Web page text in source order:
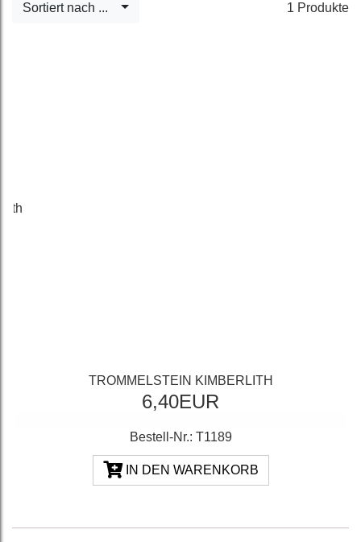
1 Produkte
Sortiert nach ...
TROMMELSTEIN KIMBERLITH
6,40EUR
Bestell-Nr.: T1189
IN DEN WARENKORB